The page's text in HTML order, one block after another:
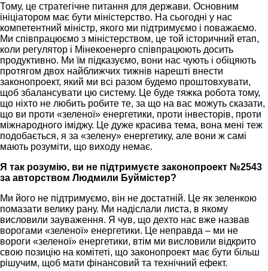
Тому, це стратегічне питання для держави. Основним
ініціатором має бути міністерство. На сьогодні у нас
компетентний міністр, якого ми підтримуємо і поважаємо.
Ми співпрацюємо з міністерством, це той історичний етап,
коли регулятор і Мінекоенерго співпрацюють досить
продуктивно. Ми їм підказуємо, вони нас чують і обіцяють
протягом двох найближчих тижнів нарешті внести
законопроект, який ми всі разом будемо проштовхувати,
щоб збалансувати цю систему. Це буде тяжка робота тому,
що ніхто не любить робите те, за що на вас можуть сказати,
що ви проти «зеленої» енергетики, проти інвесторів, проти
міжнародного іміджу. Це дуже красива тема, вона мені теж
подобається, я за «зелену» енергетику, але вони ж самі
мають розуміти, що виходу немає.
Я так розумію, ви не підтримуєте законопроект №2543
за авторством Людмили Буймістер?
Ми його не підтримуємо, він не достатній. Це як зеленкою
помазати велику рану. Ми надіслали листа, в якому
висловили зауваження. Я чув, що дехто нас вже назвав
ворогами «зеленої» енергетики. Це неправда – ми не
вороги «зеленої» енергетики, втім ми висловили відкрито
свою позицію на комітеті, що законопроект має бути більш
рішучим, щоб мати фінансовий та технічний ефект.